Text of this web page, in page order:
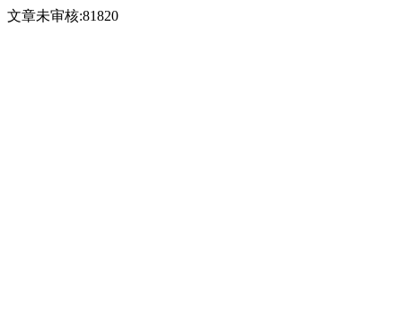
文章未审核:81820